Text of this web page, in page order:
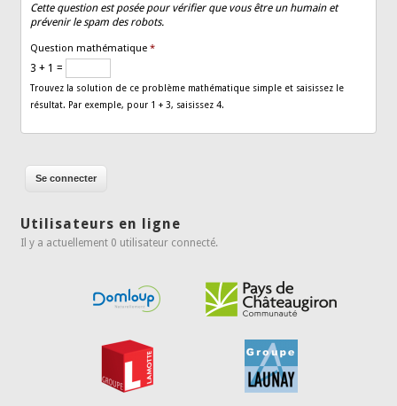
Cette question est posée pour vérifier que vous être un humain et
prévenir le spam des robots.
Question mathématique*
3 + 1 =
Trouvez la solution de ce problème mathématique simple et saisissez le
résultat. Par exemple, pour 1 + 3, saisissez 4.
Utilisateurs en ligne
Il y a actuellement 0 utilisateur connecté.